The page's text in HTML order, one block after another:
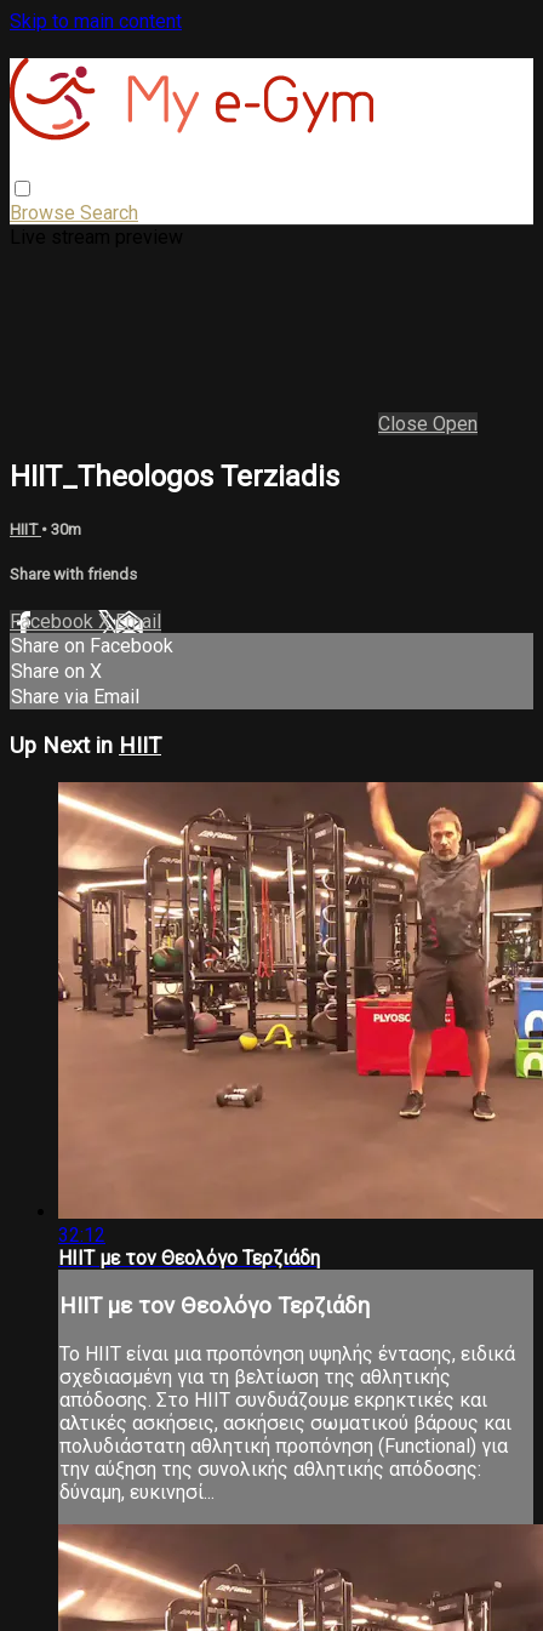
Skip to main content
Browse Search
Close Open
HIIT_Theologos Terziadis
HIIT • 30m
Share with friends
Facebook XEmail
Share on Facebook
Share on X
Share via Email
Up Next in HIIT
32:12
HIIT με τον Θεολόγο Τερζιάδη
HIIT με τον Θεολόγο Τερζιάδη
Το ΗΙΙΤ είναι μια προπόνηση υψηλής έντασης, ειδικά
σχεδιασμένη για τη βελτίωση της αθλητικής
απόδοσης. Στο ΗΙΙΤ συνδυάζουμε εκρηκτικές και
αλτικές ασκήσεις, ασκήσεις σωματικού βάρους και
πολυδιάστατη αθλητική προπόνηση (Functional) για
την αύξηση της συνολικής αθλητικής απόδοσης:
δύναμη, ευκινησί...